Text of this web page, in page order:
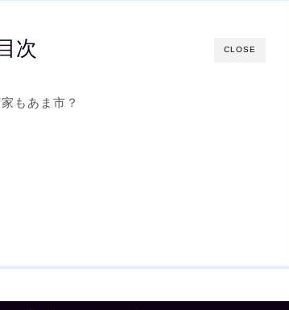
CLOSE
次
もあま市？